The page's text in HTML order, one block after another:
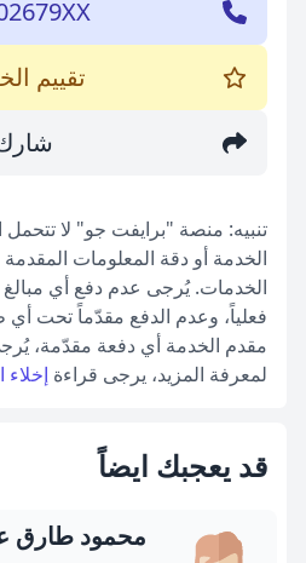
تقييم
تنبيه: منصة "برايفت جو" لا
الخدمة أو دقة المعلومات
الخدمات. يُرجى عدم دفع أي مبالغ
فعلياً، وعدم الدفع مقدّماً
مقدم الخدمة أي دفعة مقدّمة،
لمعرفة المزيد، يرجى قراءة
قد يعجبك ايضاً
محمود طارق